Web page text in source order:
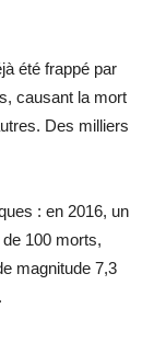
été frappé par
causant la mort
Des milliers
: en 2016, un
100 morts,
magnitude 7,3